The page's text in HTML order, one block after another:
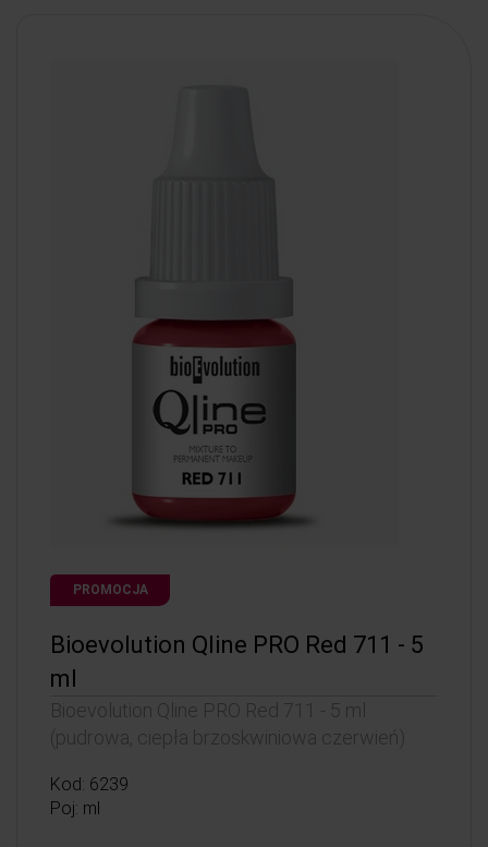
PROMOCJA
Bioevolution Qline PRO Red 711 - 5
ml
Bioevolution Qline PRO Red 711 - 5 ml
(pudrowa, ciepła brzoskwiniowa czerwień)
Kod: 6239
Poj: ml